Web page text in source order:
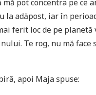
mă pot concentra pe ce
la adăpost, iar în
ferit loc de pe planetă
Te rog, nu mă face
apoi Maja spuse: